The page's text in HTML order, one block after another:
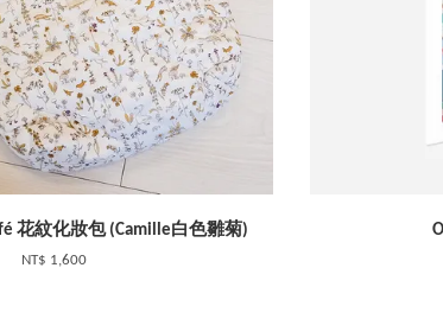
花紋化妝包 (Camille白色雛菊)
NT$ 1,600